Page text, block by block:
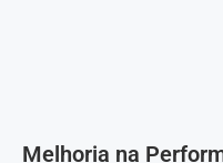
Melhoria na